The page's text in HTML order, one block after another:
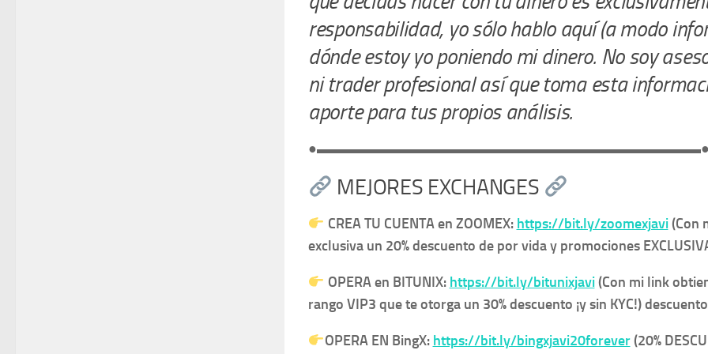
responsabilidad, yo sólo hablo aquí (a modo
dónde estoy yo poniendo mi dinero. No soy
ni trader profesional así que toma esta
aporte para tus propios análisis.
MEJORES EXCHANGES
CREA TU CUENTA en ZOOMEX: https://bit.ly/zoomexjavi(Con
exclusiva un 20% descuento de por vida y promociones
OPERA en BITUNIX: https://bit.ly/bitunixjavi(Con mi link
rango VIP3 que te otorga un 30% descuento ¡y sin KYC!) descuento
OPERA EN BingX: https://bit.ly/bingxjavi20forever(20%